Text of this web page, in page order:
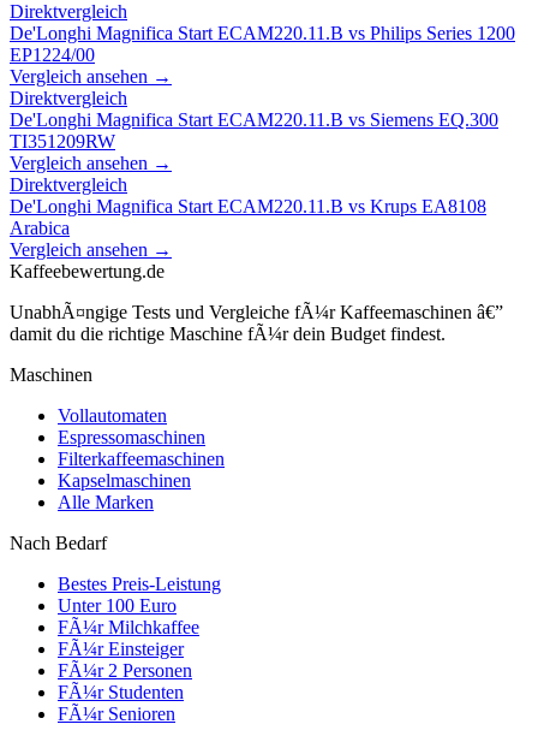
Direktvergleich
De'Longhi Magnifica Start ECAM220.11.B vs Philips Series 1200
EP1224/00
Vergleich ansehen →
Direktvergleich
De'Longhi Magnifica Start ECAM220.11.B vs Siemens EQ.300
TI351209RW
Vergleich ansehen →
Direktvergleich
De'Longhi Magnifica Start ECAM220.11.B vs Krups EA8108
Arabica
Vergleich ansehen →
Kaffeebewertung.de
UnabhÃ¤ngige Tests und Vergleiche fÃ¼r Kaffeemaschinen â€”
damit du die richtige Maschine fÃ¼r dein Budget findest.
Maschinen
Vollautomaten
Espressomaschinen
Filterkaffeemaschinen
Kapselmaschinen
Alle Marken
Nach Bedarf
Bestes Preis-Leistung
Unter 100 Euro
FÃ¼r Milchkaffee
FÃ¼r Einsteiger
FÃ¼r 2 Personen
FÃ¼r Studenten
FÃ¼r Senioren